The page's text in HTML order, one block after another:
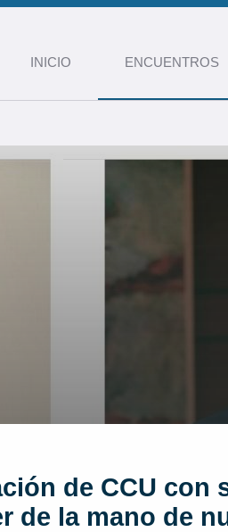
INICIO ENCUENTROS
de CCU con
de la mano de